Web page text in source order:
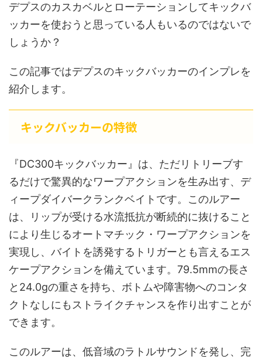
デプスのカスカベルとローテーションしてキックバ
ッカーを使おうと思っている人もいるのではないで
しょうか？
この記事ではデプスのキックバッカーのインプレを
紹介します。
キックバッカーの特徴
『DC300キックバッカー』は、ただリトリーブす
るだけで驚異的なワープアクションを生み出す、デ
ィープダイバークランクベイトです。このルアー
は、リップが受ける水流抵抗が断続的に抜けること
により生じるオートマチック・ワープアクションを
実現し、バイトを誘発するトリガーとも言えるエス
ケープアクションを備えています。79.5mmの長さ
と24.0gの重さを持ち、ボトムや障害物へのコンタ
クトなしにもストライクチャンスを作り出すことが
できます。
このルアーは、低音域のラトルサウンドを発し、完